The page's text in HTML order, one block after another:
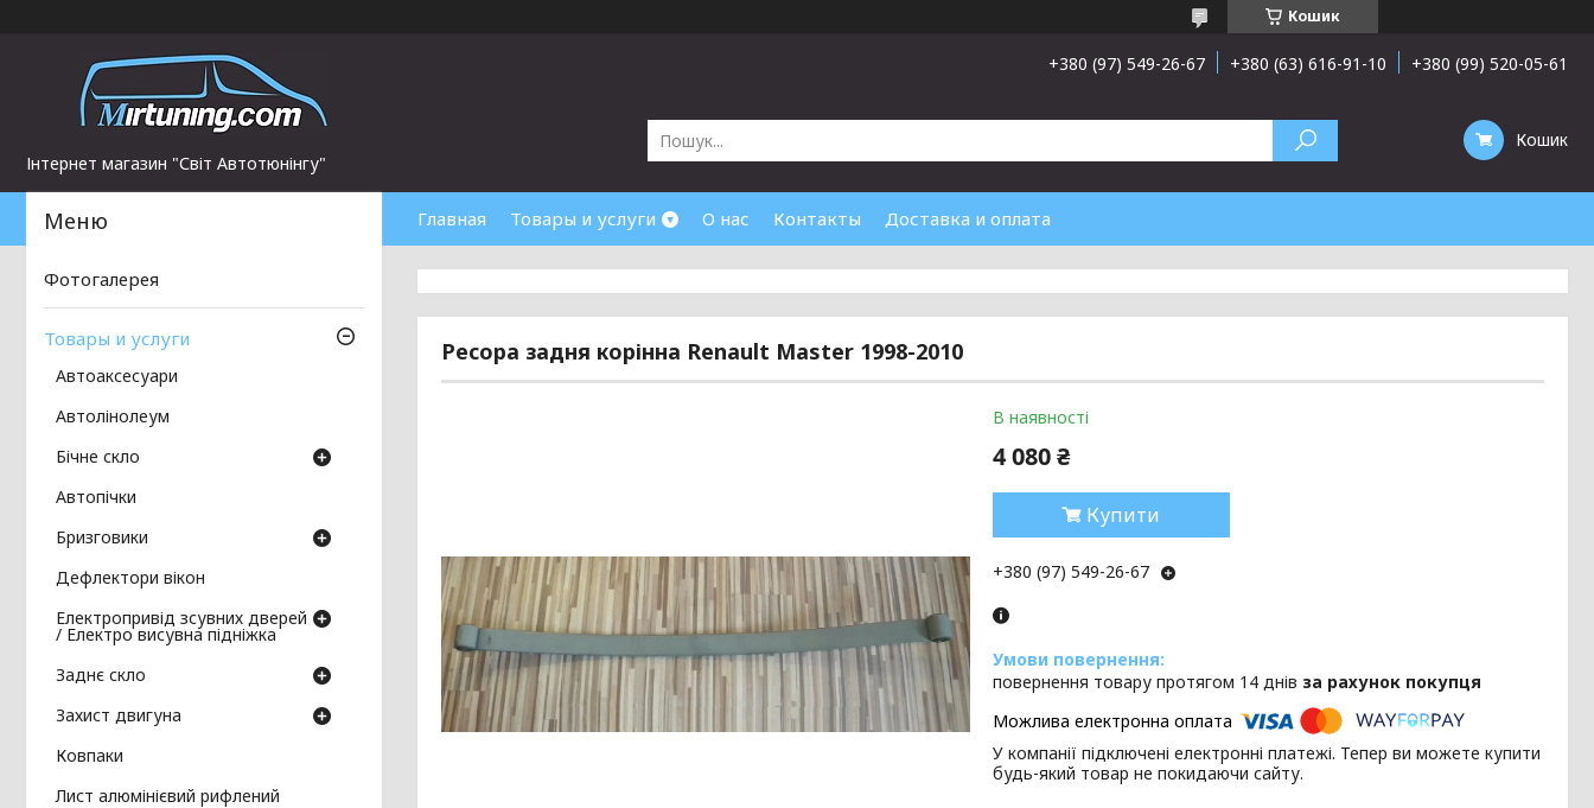
Кошик
Інтернет магазин "Світ Автотюнінгу"
+380 (97) 549-26-67 +380 (63) 616-91-10 +380 (99) 520-05-61
Кошик
Главная Товары и услуги О нас Контакты Доставка и оплата
Ресора задня корінна Renault Master 1998-2010
В наявності
4 080 ₴
Купити
+380 (97) 549-26-67
повернення товару протягом 14 днів за рахунок покупця
У компанії підключені електронні платежі. Тепер ви можете купити
будь-який товар не покидаючи сайту.
Фотогалерея
Товары и услуги
Автоаксесуари
Автолінолеум
Бічне скло
Автопічки
Бризговики
Дефлектори вікон
Електропривід зсувних дверей
/ Електро висувна підніжка
Заднє скло
Захист двигуна
Ковпаки
Лист алюмінієвий рифлений